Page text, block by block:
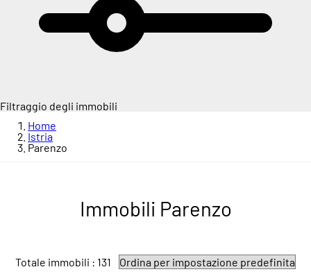
Filtraggio degli immobili
Home
Istria
Parenzo
Immobili Parenzo
Totale immobili : 131